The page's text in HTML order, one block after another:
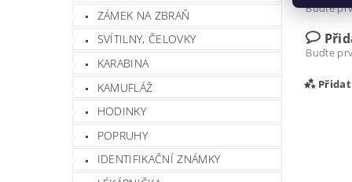
ZÁMEK NA ZBRAŇ
SVÍTILNY, ČELOVKY
KARABINA
KAMUFLÁŽ
HODINKY
POPRUHY
IDENTIFIKAČNÍ ZNÁMKY
Buďte
Buďte